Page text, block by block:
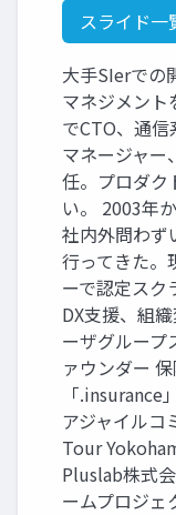
スライド一
大手SIerでの
マネジメント
でCTO、通
マネージャー
任。プロダク
い。 2003年
社内外問わず
行ってきた。
ーで認定スク
DX支援、組
ーザグループ
ァウンダー
「
アジャイルコ
Tour
Pluslab株式
ームプロジェ